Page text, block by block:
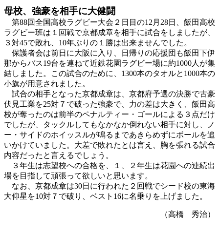
母校、強豪を相手に大健闘
第88回全国高校ラグビー大会２日目の12月28日、飯田高校
ラグビー班は１回戦で京都成章を相手に試合をしましたが、
３対45で敗れ、10年ぶりの１勝は出来ませんでした。
保護者会は前日に大阪に入り、日帰りの応援団も飯田下伊
那からバス19台を連ねて近鉄花園ラグビー場に約1000人が集
結しました。この試合のために、1300本のタオルと1000本の
小旗が用意されました。
試合の相手となった京都成章は、京都府予選の決勝で古豪
伏見工業を25対７で破った強豪で、力の差は大きく、飯田高
校が奪ったのは前半のペナルティー・ゴールによる３点だけ
でしたが、タックルしてもなかなか倒れない相手に対し、ノ
ー・サイドのホイッスルが鳴るまであきらめずにボールを追
いかけていました。大差で敗れたとは言え、胸を張れる試合
内容だったと言えるでしょう。
３年生は志望校への合格を、１、２年生は花園への連続出
場を目指して頑張って欲しいと思います。
なお、京都成章は30日に行われた２回戦でシード校の東海
大仰星を10対７で破り、ベスト16に名乗りを上げました。
（高橋 秀治）